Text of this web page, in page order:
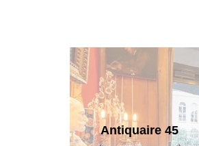
Antiquaire 45